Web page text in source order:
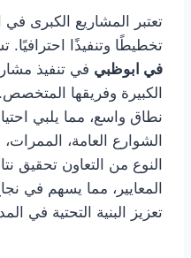
تعتبر المشاريع الكبرى
تخطيطًا وتنفيذًا احترافيًا.
في ابوظبي في تنفيذ
الكبيرة وفريقها
نطاق واسع، مما يلبي
الشوارع العامة،
النوع من التعاون تحقيق
المعايير، مما يسهم في
تعزيز البنية التحتية في